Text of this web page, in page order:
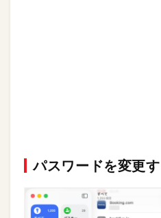
パスワードを変更